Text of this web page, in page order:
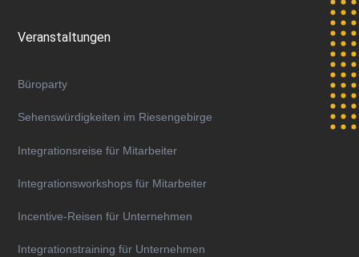
Veranstaltungen
Büroparty
Sehenswürdigkeiten im Riesengebirge
Integrationsreise für Mitarbeiter
Integrationsworkshops für Mitarbeiter
Incentive-Reisen für Unternehmen
Integrationstraining für Unternehmen